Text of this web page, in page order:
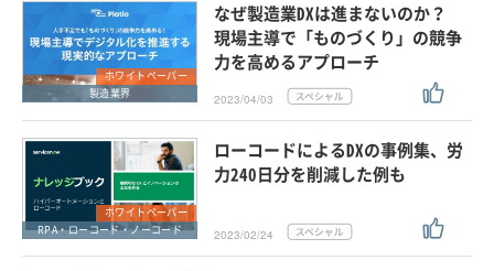
ホワイトペーパー
製造業界
なぜ製造業DXは進まないのか？
現場主導で「ものづくり」の競争
力を高めるアプローチ
2023/04/03
ホワイトペーパー
RPA・ローコード・ノーコード
ローコードによるDXの事例集、労
力240日分を削減した例も
2023/02/24